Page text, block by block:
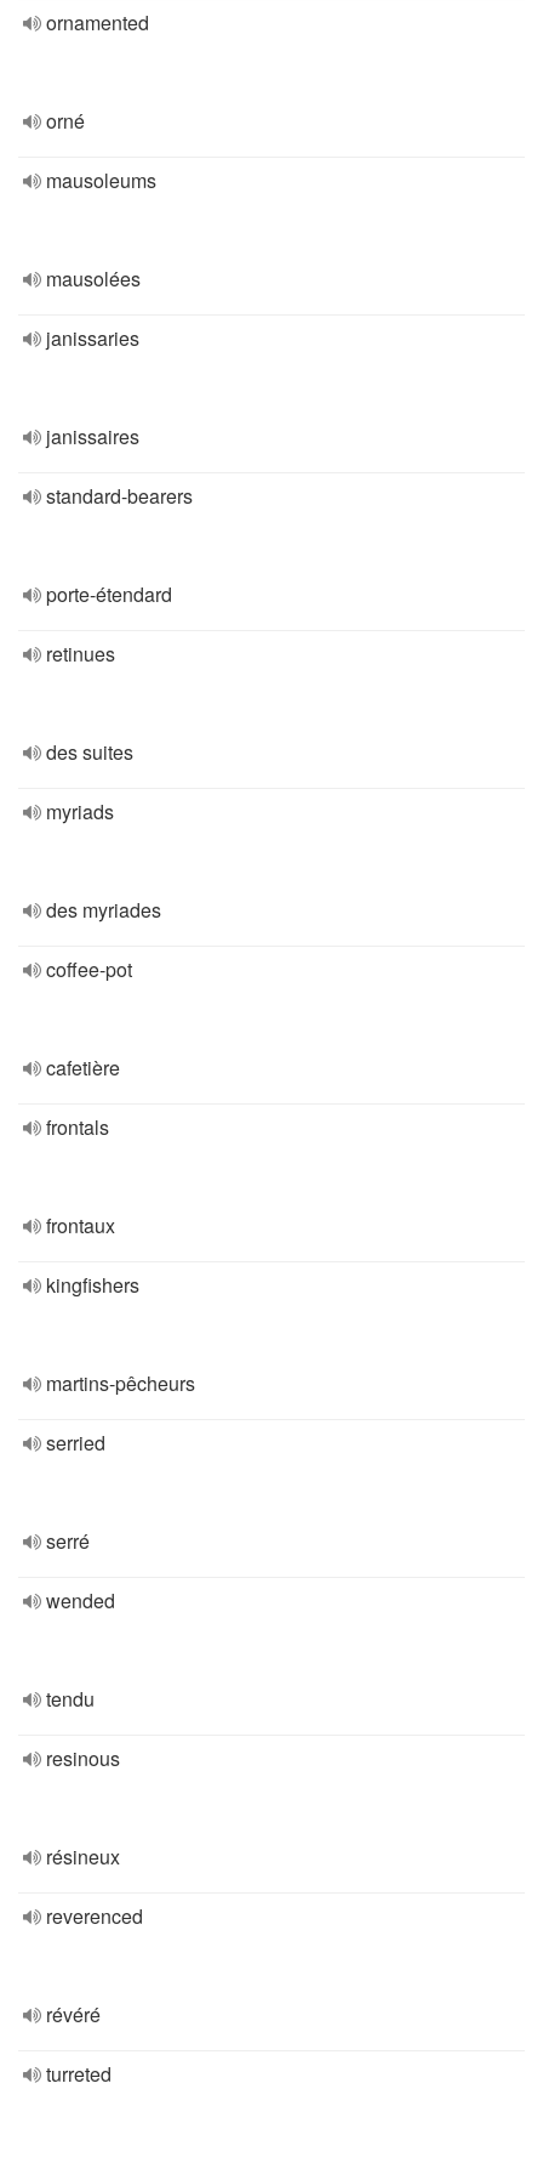
ornamented
orné
mausoleums
mausolées
janissaries
janissaires
standard-bearers
porte-étendard
retinues
des suites
myriads
des myriades
coffee-pot
cafetière
frontals
frontaux
kingfishers
martins-pêcheurs
serried
serré
wended
tendu
resinous
résineux
reverenced
révéré
turreted